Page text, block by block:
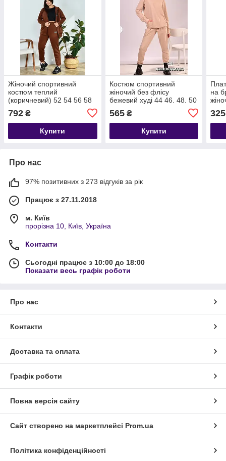
Жіночий спортивний
костюм теплий
(коричневий) 52 54 56 58
792 ₴
Купити
Костюм спортивний
жіночий без флісу
бежевий худі 44 46. 48. 50
565₴
Купити
на
325
Про нас
97% позитивних з 273 відгуків за рік
Працює з 27.11.2018
м. Київ
прорізна 10, Київ, Україна
Контакти
Сьогодні працює з 10:00 до 18:00
Показати весь графік роботи
Про нас
Контакти
Доставка та оплата
Графік роботи
Повна версія сайту
Сайт створено на маркетплейсі Prom.ua
Політика конфіденційності